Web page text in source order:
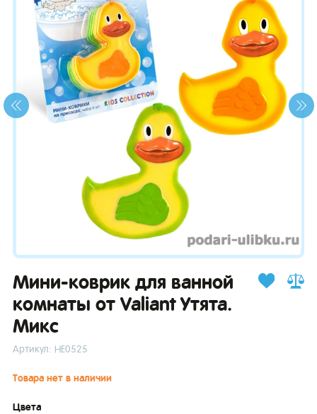
Мини-коврик для ванной
комнаты от Valiant Утята.
Микс
Артикул: НЕ0525
Товара нет в наличии
Цвета